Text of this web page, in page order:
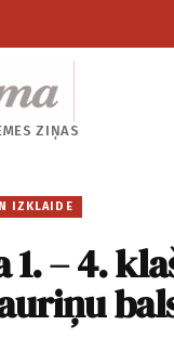
ZIŅAS
IZKLAIDE
1. – 4.